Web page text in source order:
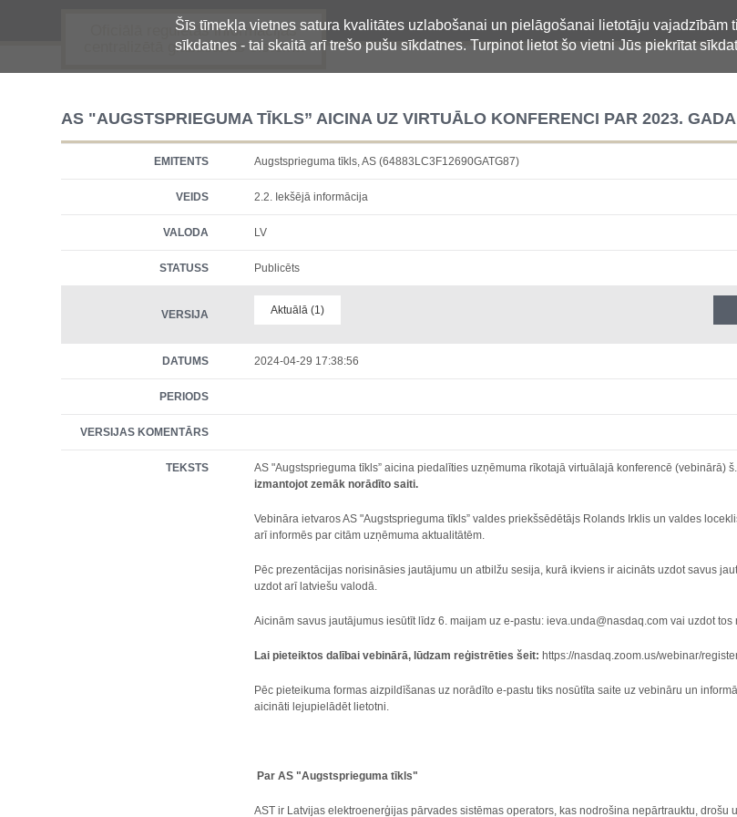
Šīs tīmekļa vietnes satura kvalitātes uzlabošanai un pielāgošanai lietotāju vajadzībām
sīkdatnes - tai skaitā arī trešo pušu sīkdatnes. Turpinot lietot šo vietni Jūs piekrītat
Oficiālā regulētās informācijas
centralizētā glabāšanas sistēma
AS "AUGSTSPRIEGUMA TĪKLS” AICINA UZ VIRTUĀLO KONFERENCI PAR 2023.
EMITENTS Augstsprieguma tīkls, AS (64883LC3F12690GATG87)
VEIDS 2.2. Iekšējā informācija
VALODA LV
STATUSS Publicēts
VERSIJA Aktuālā (1)
DATUMS 2024-04-29 17:38:56
PERIODS
VERSIJAS KOMENTĀRS
TEKSTS AS "Augstsprieguma tīkls” aicina piedalīties uzņēmuma rīkotajā virtuālajā konferencē (vebinārā)
izmantojot zemāk norādīto saiti.
Vebināra ietvaros AS "Augstsprieguma tīkls” valdes priekšsēdētājs Rolands Irklis un valdes
arī informēs par citām uzņēmuma aktualitātēm.
Pēc prezentācijas norisināsies jautājumu un atbilžu sesija, kurā ikviens ir aicināts uzdot savus
uzdot arī latviešu valodā.
Aicinām savus jautājumus iesūtīt līdz 6. maijam uz e-pastu: ieva.unda@nasdaq.com vai uzdot
Lai pieteiktos dalībai vebinārā, lūdzam reģistrēties šeit: https://nasdaq.zoom.us/webinar/
Pēc pieteikuma formas aizpildīšanas uz norādīto e-pastu tiks nosūtīta saite uz vebināru un
aicināti lejupielādēt lietotni.
Par AS "Augstsprieguma tīkls"
AST ir Latvijas elektroenerģijas pārvades sistēmas operators, kas nodrošina nepārtrauktu,